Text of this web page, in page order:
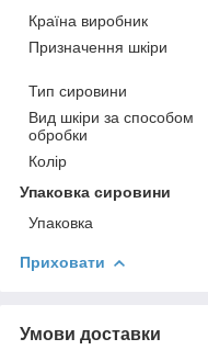
Країна виробник
Призначення шкіри
Тип сировини
Вид шкіри за способом
обробки
Колір
Упаковка сировини
Упаковка
Приховати
Умови доставки